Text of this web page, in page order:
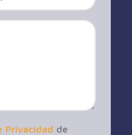
Privacidad de